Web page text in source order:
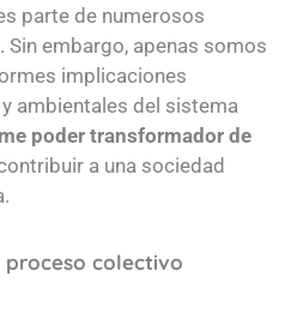
parte de numerosos
embargo, apenas somos
implicaciones
ambientales del sistema
poder transformador de
a una sociedad
colectivo